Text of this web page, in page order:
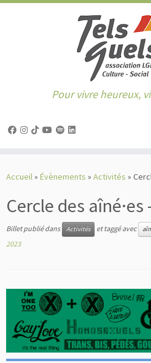
au
Pour vivre heureux,
Accueil» Évènements » Activités »
Cercle des
Billet publié dans Activités et taggé avec
2023